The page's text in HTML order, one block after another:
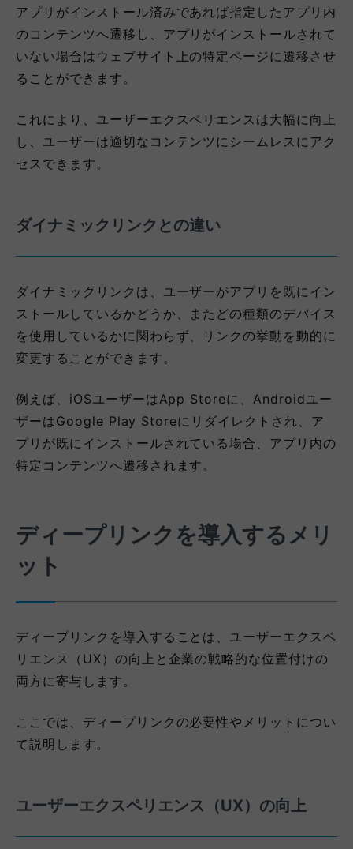
アプリがインストール済みであれば指定したアプリ内
のコンテンツへ遷移し、アプリがインストールされて
いない場合はウェブサイト上の特定ページに遷移させ
ることができます。
これにより、ユーザーエクスペリエンスは大幅に向上
し、ユーザーは適切なコンテンツにシームレスにアク
セスできます。
ダイナミックリンクとの違い
ダイナミックリンクは、ユーザーがアプリを既にイン
ストールしているかどうか、またどの種類のデバイス
を使用しているかに関わらず、リンクの挙動を動的に
変更することができます。
例えば、iOSユーザーはApp Storeに、Androidユー
ザーはGoogle Play Storeにリダイレクトされ、ア
プリが既にインストールされている場合、アプリ内の
特定コンテンツへ遷移されます。
ディープリンクを導入するメリ
ット
ディープリンクを導入することは、ユーザーエクスペ
リエンス（UX）の向上と企業の戦略的な位置付けの
両方に寄与します。
ここでは、ディープリンクの必要性やメリットについ
て説明します。
ユーザーエクスペリエンス（UX）の向上